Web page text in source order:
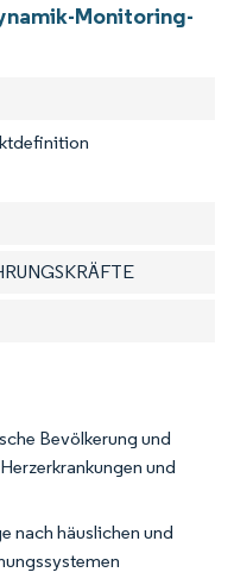
Monitoring-
Bevölkerung und
und
nach häuslichen und